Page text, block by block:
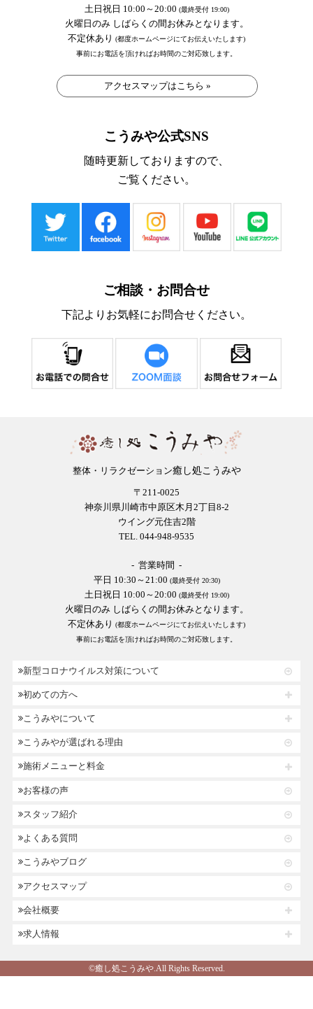
土日祝日 10:00～20:00 (最終受付 19:00)
火曜日のみ しばらくの間お休みとなります。
不定休あり (都度ホームページにてお伝えいたします)
事前にお電話を頂ければお時間のご対応致します。
アクセスマップはこちら »
こうみや公式SNS
随時更新しておりますので、
ご覧ください。
ご相談・お問合せ
下記よりお気軽にお問合せください。
整体・リラクゼーション癒し処こうみや
〒211-0025
神奈川県川崎市中原区木月2丁目8-2
ウイング元住吉2階
TEL. 044-948-9535
- 営業時間 -
平日 10:30～21:00 (最終受付 20:30)
土日祝日 10:00～20:00 (最終受付 19:00)
火曜日のみ しばらくの間お休みとなります。
不定休あり (都度ホームページにてお伝えいたします)
事前にお電話を頂ければお時間のご対応致します。
新型コロナウイルス対策について
初めての方へ
こうみやについて
こうみやが選ばれる理由
施術メニューと料金
お客様の声
スタッフ紹介
よくある質問
こうみやブログ
アクセスマップ
会社概要
求人情報
©癒し処こうみや.All Rights Reserved.